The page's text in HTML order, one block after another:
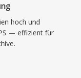
hoch und
— effizient für